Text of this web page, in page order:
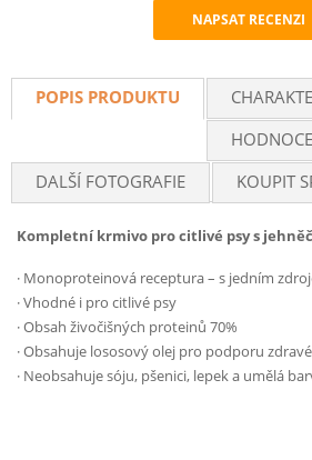
NAPSAT RECENZI
POPIS PRODUKTU
DALŠÍ FOTOGRAFIE
KOUPIT
Kompletní krmivo pro citlivé psy s
· Monoproteinová receptura – s jedním
·Vhodné i pro citlivé psy
·Obsah živočišných proteinů 70%
·Obsahuje lososový olej pro podporu
· Neobsahuje sóju, pšenici, lepek a umělá